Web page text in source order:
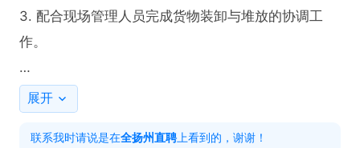
3. 配合现场管理人员完成货物装卸与堆放的协调工
作。
任职要求
1. 学历要求：高中、中专及以上学历，大专及以上优
先考虑。
展开
联系我时请说是在全扬州直聘上看到的，谢谢！